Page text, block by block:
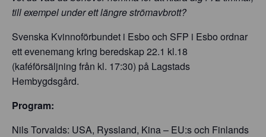
till exempel under ett längre strömavbrott?
Svenska Kvinnoförbundet i Esbo och SFP i Esbo ordnar
ett evenemang kring beredskap22.1 kl.18
(kaféförsäljning från kl. 17:30) på Lagstads
Hembygdsgård.
Program:
Nils Torvalds: USA, Ryssland, Kina – EU:s och Finlands